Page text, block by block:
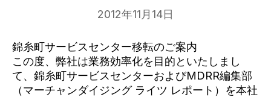
2012年11月14日
錦糸町サービスセンター移転のご案内
この度、弊社は業務効率化を目的といたしまし
て、錦糸町サービスセンターおよびMDRR編集部
（マーチャンダイジング ライツ レポート）を本社